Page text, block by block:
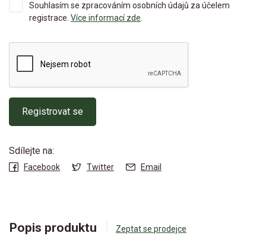
Souhlasím se zpracováním osobních údajů za účelem
registrace. Více informací zde.
Registrovat se
Sdílejte na:
Facebook Twitter Email
Popis produktu Zeptat se prodejce